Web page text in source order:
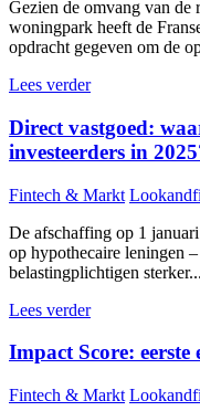
Gezien de omvang van de
woningpark heeft de
opdracht gegeven om de
Lees verder
Direct vastgoed:
investeerders in
Fintech & Markt
De afschaffing op 1
op hypothecaire leningen
belastingplichtigen sterker...
Lees verder
Impact Score: eerste
Fintech & Markt